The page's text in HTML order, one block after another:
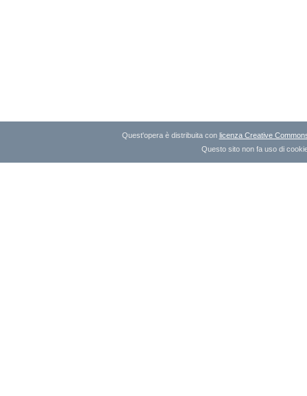
Quest'opera è distribuita con licenza Creative
Questo sito non fa uso di